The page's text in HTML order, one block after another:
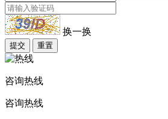
换一换
提交 重置
咨询热线
咨询热线